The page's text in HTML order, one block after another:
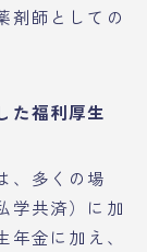
剤師としての
た福利厚生
、多くの場
学共済）に加
金に加え、